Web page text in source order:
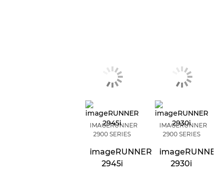
IMAGERUNNER
2900 SERIES
imageRUNNER
2945i
IMAGERUNNER
2900 SERIES
imageRUNNER
2930i